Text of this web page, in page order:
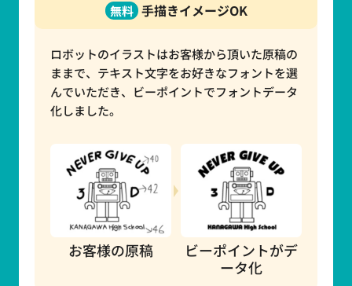
無料 手描きイメージOK
ロボットのイラストはお客様から頂いた原稿の
ままで、テキスト文字をお好きなフォントを選
んでいただき、ビーポイントでフォントデータ
化しました。
お客様の原稿
ビーポイントがデ
ータ化